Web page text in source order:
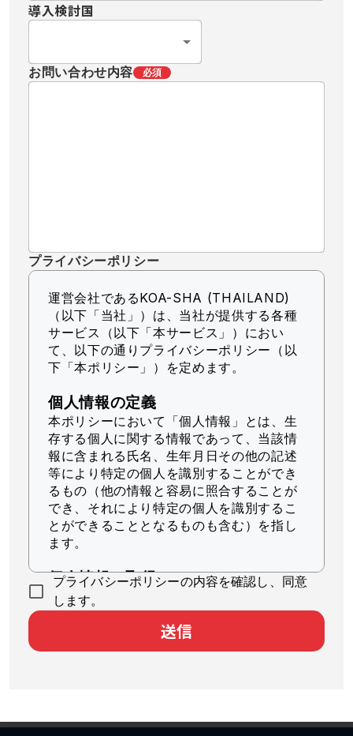
導入検討国
お問い合わせ内容 必須
プライバシーポリシー
運営会社であるKOA-SHA (THAILAND)
（以下「当社」） は、当社が提供する各種
サービス（以下「本サービス」）におい
て、以下の通りプライバシーポリシー（以
下「本ポリシー」）を定めます。
個人情報の定義
本ポリシーにおいて「個人情報」とは、生
存する個人に関する情報であって、当該情
報に含まれる氏名、生年月日その他の記述
等により特定の個人を識別することができ
るもの（他の情報と容易に照合することが
でき、それにより特定の個人を識別するこ
とができることとなるものも含む）を指し
ます。
個人情報の取得
当社は、適法かつ公正な手段によって個人
情報を取得します。
個人情報の利用
プライバシーポリシーの内容を確認し、同意
します。
送信